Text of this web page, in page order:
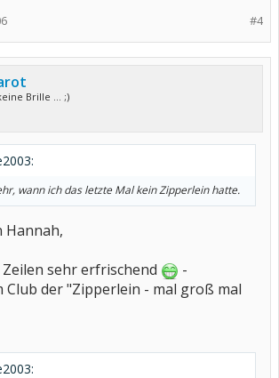
#4
Brille ... ;)
wann ich das letzte Mal kein Zipperlein hatte.
Hannah,
sehr erfrischend
-
Club der "Zipperlein - mal groß mal